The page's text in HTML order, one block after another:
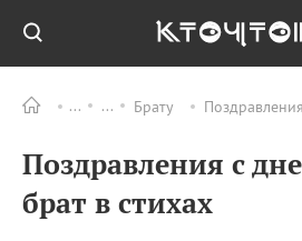
Брату
Поздравления с
брат в стихах
08.08